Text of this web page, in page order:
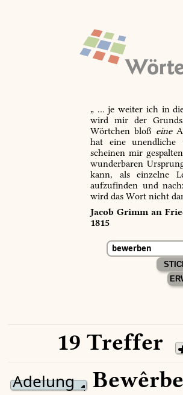
„ … je weiter ich in
wird mir der
Wörtchen bloß eine
hat eine unendliche
scheinen mir
wunderbaren
kann, als einzelne
aufzufinden und
wird das Wort nicht
Jacob Grimm an
1815
19 Treffer
Adelung